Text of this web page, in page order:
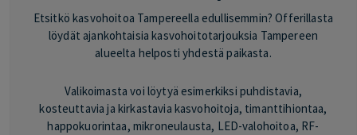
Etsitkö kasvohoitoa Tampereella edullisemmin? Offerillasta
löydät ajankohtaisia kasvohoitotarjouksia Tampereen
alueelta helposti yhdestä paikasta.
Valikoimasta voi löytyä esimerkiksi puhdistavia,
kosteuttavia ja kirkastavia kasvohoitoja, timanttihiontaa,
happokuorintaa, mikroneulausta, LED-valohoitoa, RF-